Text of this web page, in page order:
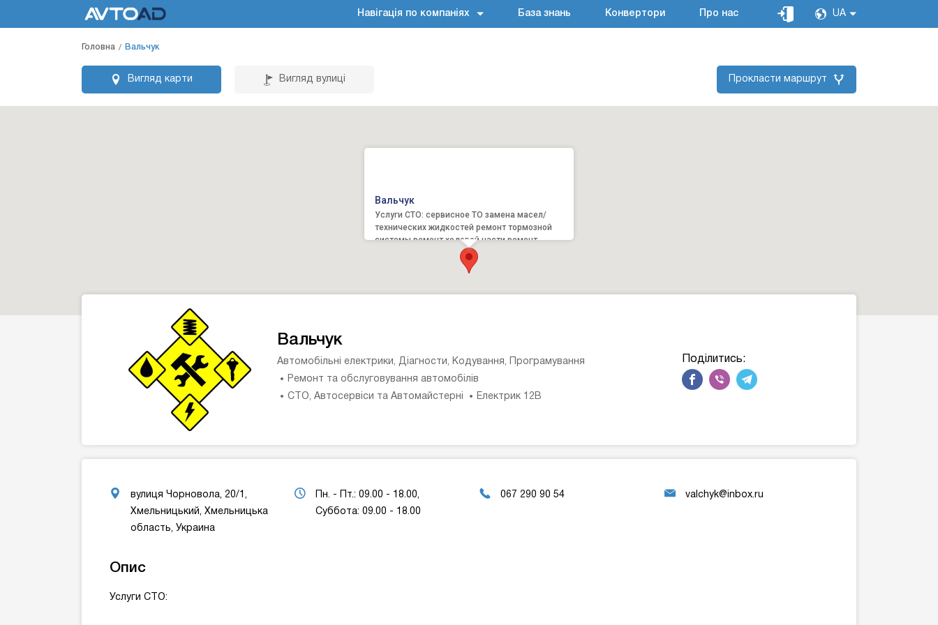
Навігація по компаніях База знань Конвертори Про нас UA
Головна Вальчук
Вигляд карти Вигляд вулиці Прокласти маршрут
Вальчук
Услуги СТО: сервисное ТО замена масел/
технических жидкостей ремонт тормозной
системы ремонт ходовой части ремонт
рулевого управления развал-...
Вальчук
Автомобільні електрики, Діагности, Кодування, Програмування
Ремонт та обслуговування автомобілів
СТО, Автосервіси та Автомайстерні
Електрик 12В
Поділитись:
вулиця Чорновола, 20/1,
Хмельницький, Хмельницька
область, Украина
Пн. - Пт.: 09.00 - 18.00,
Суббота: 09.00 - 18.00
067 290 90 54 valchyk@inbox.ru
Опис
Услуги СТО: